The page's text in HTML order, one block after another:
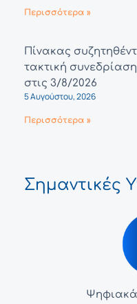
Περισσότερα »
Πίνακας
τακτική
στις 3/8/2026
5 Αυγούστου, 2026
Περισσότερα »
Σημαντικές
Ψηφιακά